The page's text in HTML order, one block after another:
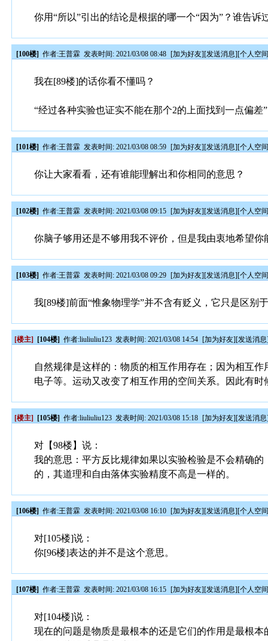
你用“所以”引出的结论是根据的哪一个“因为”？谁告
[100楼] 作者:王普霖 发表时间: 2021/03/08 08:48 [加为好友][发送消息][个人空
我在[89楼]的话你看不懂吗？
“经过各种实验也证实不能在那个2的上面找到一点偏
[101楼] 作者:王普霖 发表时间: 2021/03/08 08:59 [加为好友][发送消息][个人空
你让大家看看，还有谁能理解出和你相同的意思？
[102楼] 作者:王普霖 发表时间: 2021/03/08 09:15 [加为好友][发送消息][个人空
你脑子够用还是不够用我不评价，但是我由衷地希望
[103楼] 作者:王普霖 发表时间: 2021/03/08 09:29 [加为好友][发送消息][个人空
我[89楼]前面“惟象物理学”并不含有贬义，它只是区别
[楼主] [104楼] 作者:liuliuliu123 发表时间: 2021/03/08 14:54 [加为好友][发送消息
自然规律是这样的：物质的相互作用存在；因为相互
电子等。运动又改变了相互作用的空间关系。因此有
[楼主] [105楼] 作者:liuliuliu123 发表时间: 2021/03/08 15:18 [加为好友][发送消息
对【98楼】说：
我的意思：平方反比规律如果以实验检验是不会精确
的，其道理和自由落体实验精度不高是一样的。
[106楼] 作者:王普霖 发表时间: 2021/03/08 16:10 [加为好友][发送消息][个人空
对[105楼]说：
你[96楼]表达的并不是这个意思。
[107楼] 作者:王普霖 发表时间: 2021/03/08 16:15 [加为好友][发送消息][个人空
对[104楼]说：
现在的问题是物质是最根本的还是它们的作用是最根